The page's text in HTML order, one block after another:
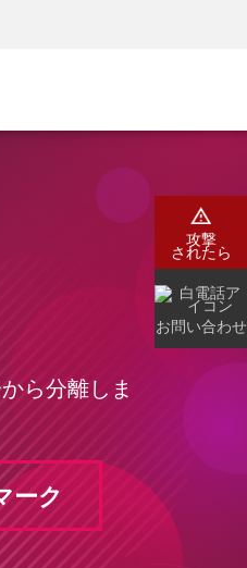
ら分離しま
ーク
攻撃
されたら
お問い合わせ